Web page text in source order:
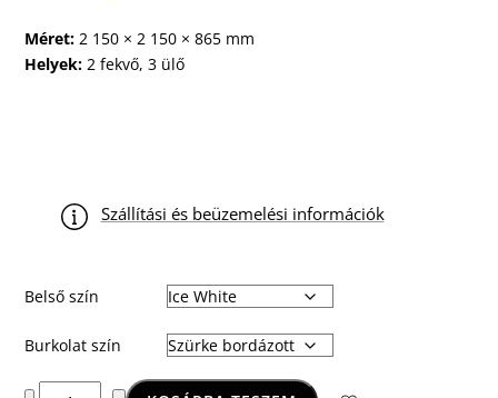
Méret: 2 150 × 2 150 × 865 mm
Helyek:2 fekvő, 3 ülő
Szállítási és beüzemelési információk
Belső szín
Burkolat szín
Makalu